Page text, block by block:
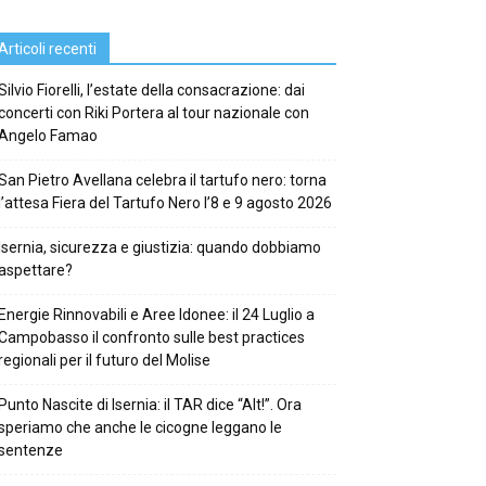
recenti
Fiorelli, l’estate della consacrazione: dai
con Riki Portera al tour nazionale con
Famao
Pietro Avellana celebra il tartufo nero: torna
Fiera del Tartufo Nero l’8 e 9 agosto 2026
sicurezza e giustizia: quando dobbiamo
Rinnovabili e Aree Idonee: il 24 Luglio a
il confronto sulle best practices
per il futuro del Molise
Nascite di Isernia: il TAR dice “Alt!”. Ora
che anche le cicogne leggano le